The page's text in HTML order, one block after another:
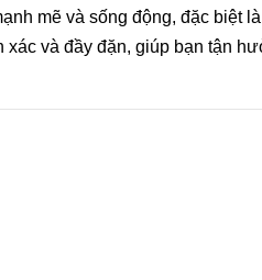
mẽ và sống động, đặc biệt
và đầy đặn, giúp bạn tận